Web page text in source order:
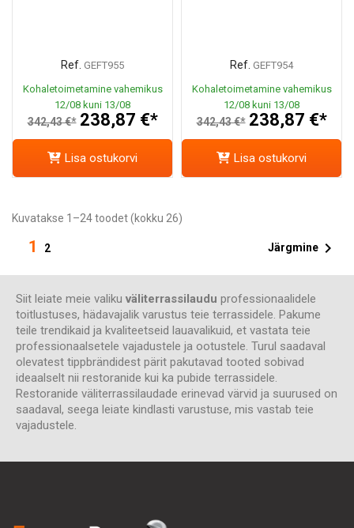
Ref. GEFT955
Kohaletoimetamine vahemikus
12/08 kuni 13/08
342,43 €* 238,87 €*
Lisa ostukorvi
Ref. GEFT954
Kohaletoimetamine vahemikus
12/08 kuni 13/08
342,43 €* 238,87 €*
Lisa ostukorvi
Kuvatakse 1–24 toodet (kokku 26)
1 2 Järgmine 
Siit leiate meie valiku väliterrassilaudu professionaalidele
toitlustuses, hädavajalik varustus teie terrassidele. Pakume
teile trendikaid ja kvaliteetseid lauavalikuid, et vastata teie
professionaalsetele vajadustele ja ootustele. Turul saadaval
olevatest tippbrändidest pärit pakutavad tooted sobivad
ideaalselt nii restoranide kui ka pubide terrassidele.
Restoranide väliterrassilaudade erinevad värvid ja suurused on
saadaval, seega leiate kindlasti varustuse, mis vastab teie
vajadustele.